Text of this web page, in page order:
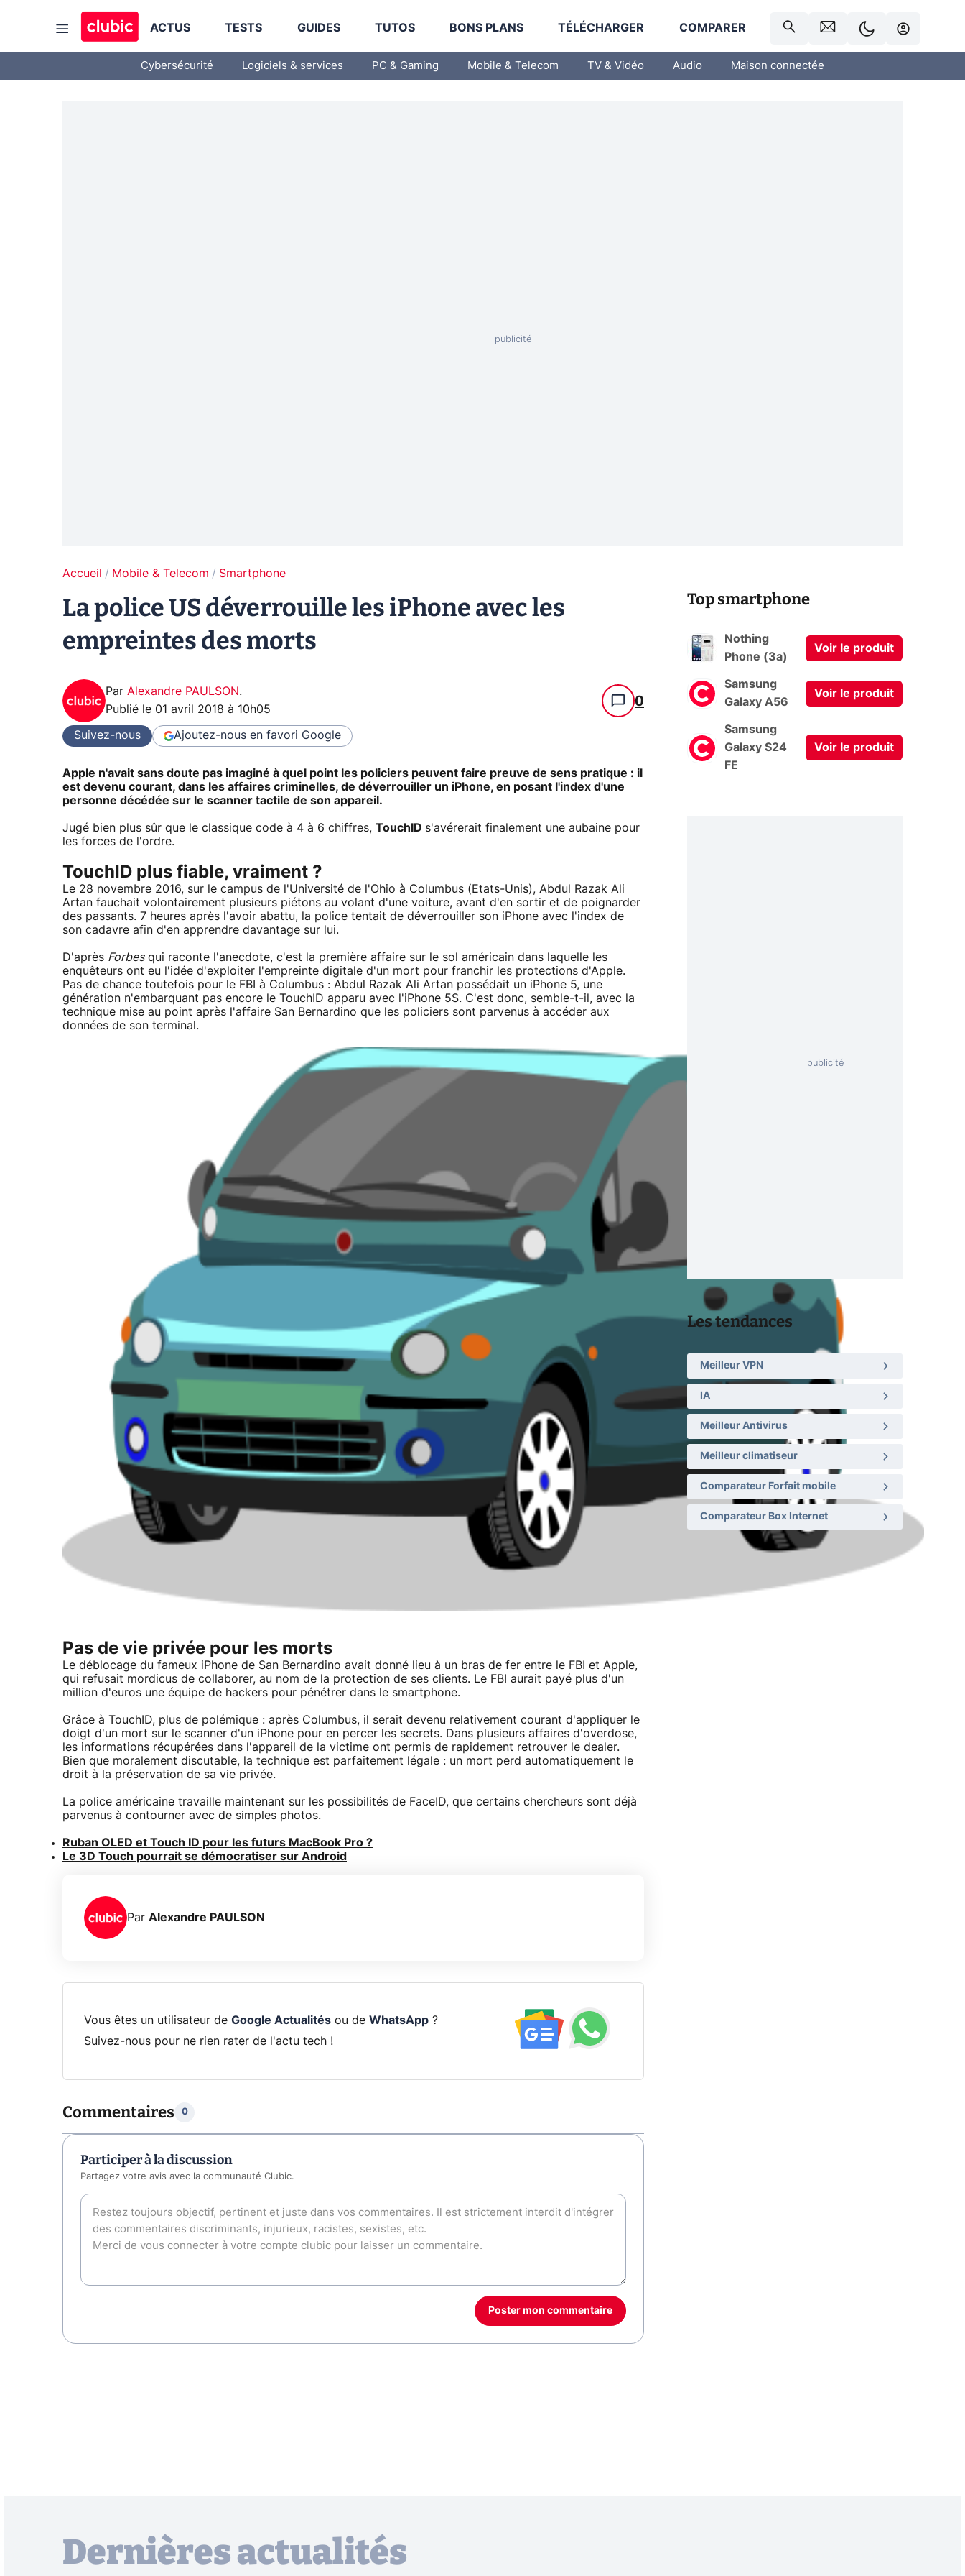
ACTUS TESTS GUIDES TUTOS BONS PLANS TÉLÉCHARGER COMPARER
Cybersécurité Logiciels & services PC & Gaming Mobile & Telecom TV & Vidéo Audio Maison connectée
Accueil Mobile & Telecom Smartphone
La police US déverrouille les iPhone avec les
empreintes des morts
Par Alexandre PAULSON.
Publié le 01 avril 2018 à 10h05 0
Suivez-nous Ajoutez-nous en favori Google
Apple n'avait sans doute pas imaginé à quel point les policiers peuvent faire preuve de sens pratique : il
est devenu courant, dans les affaires criminelles, de déverrouiller un iPhone, en posant l'index d'une
personne décédée sur le scanner tactile de son appareil.
Jugé bien plus sûr que le classique code à 4 à 6 chiffres, TouchID s'avérerait finalement une aubaine pour
les forces de l'ordre.
TouchID plus fiable, vraiment ?
Le 28 novembre 2016, sur le campus de l'Université de l'Ohio à Columbus (Etats-Unis), Abdul Razak Ali
Artan fauchait volontairement plusieurs piétons au volant d'une voiture, avant d'en sortir et de poignarder
des passants. 7 heures après l'avoir abattu, la police tentait de déverrouiller son iPhone avec l'index de
son cadavre afin d'en apprendre davantage sur lui.
D'après Forbesqui raconte l'anecdote, c'est la première affaire sur le sol américain dans laquelle les
enquêteurs ont eu l'idée d'exploiter l'empreinte digitale d'un mort pour franchir les protections d'Apple.
Pas de chance toutefois pour le FBI à Columbus : Abdul Razak Ali Artan possédait un iPhone 5, une
génération n'embarquant pas encore le TouchID apparu avec l'iPhone 5S. C'est donc, semble-t-il, avec la
technique mise au point après l'affaire San Bernardino que les policiers sont parvenus à accéder aux
données de son terminal.
Pas de vie privée pour les morts
Le déblocage du fameux iPhone de San Bernardino avait donné lieu à un bras de fer entre le FBI et Apple,
qui refusait mordicus de collaborer, au nom de la protection de ses clients. Le FBI aurait payé plus d'un
million d'euros une équipe de hackers pour pénétrer dans le smartphone.
Grâce à TouchID, plus de polémique : après Columbus, il serait devenu relativement courant d'appliquer le
doigt d'un mort sur le scanner d'un iPhone pour en percer les secrets. Dans plusieurs affaires d'overdose,
les informations récupérées dans l'appareil de la victime ont permis de rapidement retrouver le dealer.
Bien que moralement discutable, la technique est parfaitement légale : un mort perd automatiquement le
droit à la préservation de sa vie privée.
La police américaine travaille maintenant sur les possibilités de FaceID, que certains chercheurs sont déjà
parvenus à contourner avec de simples photos.
Ruban OLED et Touch ID pour les futurs MacBook Pro ?
Le 3D Touch pourrait se démocratiser sur Android
Par Alexandre PAULSON
Vous êtes un utilisateur de Google Actualitésou de WhatsApp?
Suivez-nous pour ne rien rater de l'actu tech !
Commentaires 0
Participer à la discussion
Partagez votre avis avec la communauté Clubic.
Poster mon commentaire
Top smartphone
Nothing
Phone (3a)
Voir le produit
Samsung
Galaxy A56
Voir le produit
Samsung
Galaxy S24
FE
Voir le produit
Les tendances
Meilleur VPN
IA
Meilleur Antivirus
Meilleur climatiseur
Comparateur Forfait mobile
Comparateur Box Internet
Dernières actualités